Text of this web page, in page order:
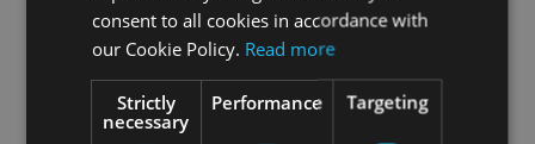
consent to all cookies in accordance with
our Cookie Policy. Read more
Strictly
necessary
Performance Targeting